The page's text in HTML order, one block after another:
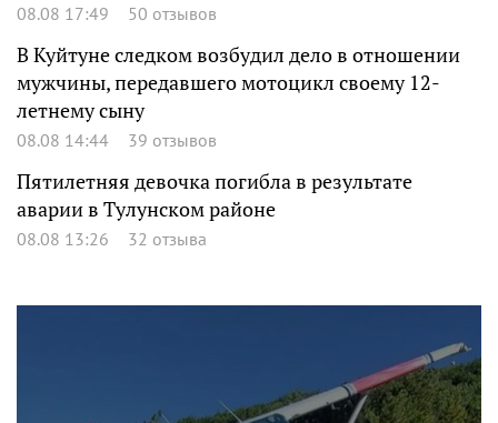
08.08 17:49 50 отзывов
В Куйтуне следком возбудил дело в отношении
мужчины, передавшего мотоцикл своему 12-
летнему сыну
08.08 14:44 39 отзывов
Пятилетняя девочка погибла в результате
аварии в Тулунском районе
08.08 13:26 32 отзыва